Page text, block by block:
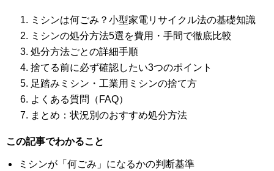
ミシンは何ごみ？小型家電リサイクル法の基礎知識
ミシンの処分方法5選を費用・手間で徹底比較
処分方法ごとの詳細手順
捨てる前に必ず確認したい3つのポイント
足踏みミシン・工業用ミシンの捨て方
よくある質問（FAQ）
まとめ：状況別のおすすめ処分方法
この記事でわかること
ミシンが「何ごみ」になるかの判断基準